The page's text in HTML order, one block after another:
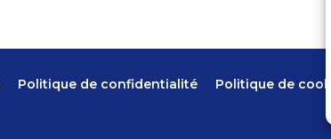
Politique de confidentialité Politique de